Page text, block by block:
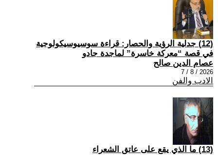
(12) جدلية الرؤية والحصار: قراءة سوسيوسيكولوجية
في قصة “معركة خاسرة” لماجدة جادو
عصام الدين صالح
2026 / 8 / 7
الادب والفن
(13) ما الذي يقع على عاتق الشعراء